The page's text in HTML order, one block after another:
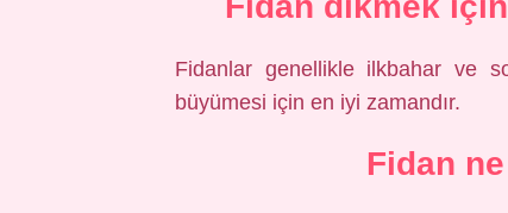
Fidanlar genellikle ilkbahar ve
büyümesi için en iyi zamandır.
Fidan